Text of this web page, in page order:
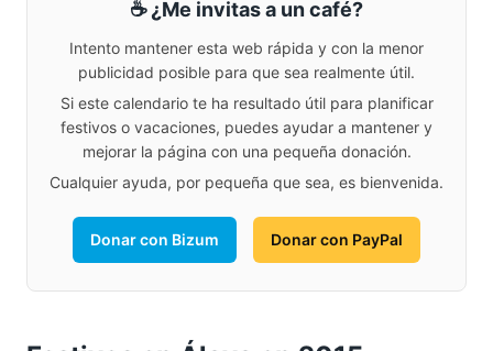
☕ ¿Me invitas a un café?
Intento mantener esta web rápida y con la menor
publicidad posible para que sea realmente útil.
Si este calendario te ha resultado útil para planificar
festivos o vacaciones, puedes ayudar a mantener y
mejorar la página con una pequeña donación.
Cualquier ayuda, por pequeña que sea, es bienvenida.
Donar con Bizum Donar con PayPal